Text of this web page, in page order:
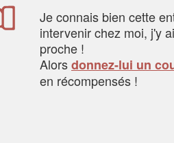
Je connais bien cette
intervenir chez moi, j'y
proche !
Alorsdonnez-lui un
en récompensés !